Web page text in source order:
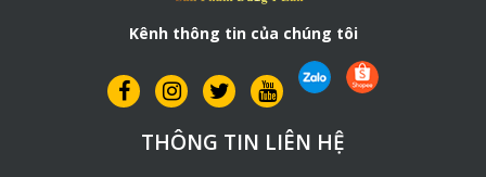
Kênh thông tin của chúng tôi
THÔNG TIN LIÊN HỆ